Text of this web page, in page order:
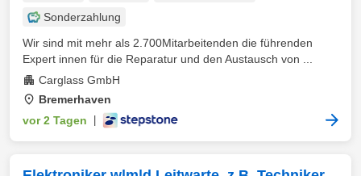
Sonderzahlung
Wir sind mit mehr als 2.700Mitarbeitenden die führenden
Expert innen für die Reparatur und den Austausch von ...
Carglass GmbH
Bremerhaven
vor 2 Tagen